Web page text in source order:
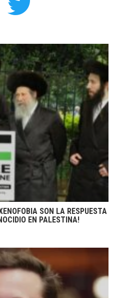
SON LA RESPUESTA
EN PALESTINA!